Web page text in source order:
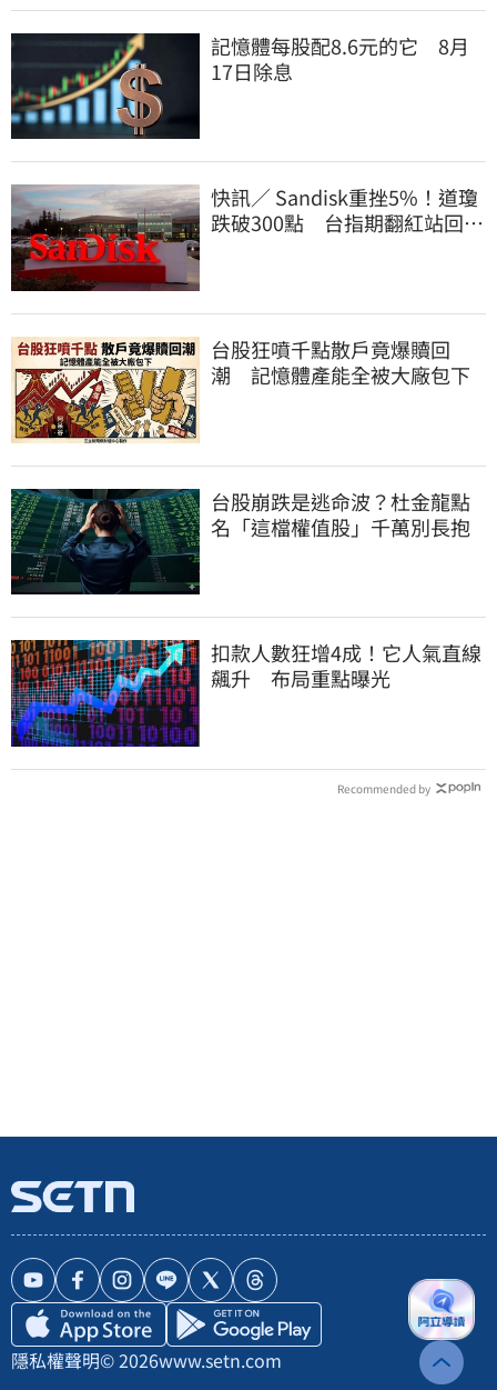
記憶體每股配8.6元的它 8月
17日除息
快訊／ Sandisk重挫5%！道瓊
跌破300點 台指期翻紅站回
台股狂噴千點散戶竟爆贖回
潮 記憶體產能全被大廠包下
台股崩跌是逃命波？杜金龍點
名「這檔權值股」千萬別長抱
扣款人數狂增4成！它人氣直線
飆升 布局重點曝光
Recommended by
隱私權聲明© 2026www.setn.com